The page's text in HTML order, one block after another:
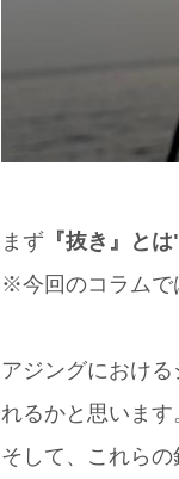
まず『抜き』と
※今回のコラムで
アジングにおけ
れるかと思います
そして、これら